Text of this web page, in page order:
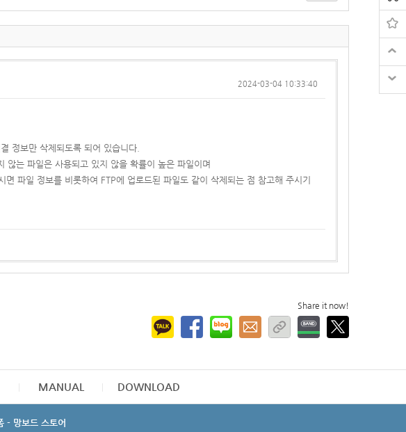
2024-03-04 10:33:40
정보만 삭제되도록 되어 있습니다.
는 파일은 사용되고 있지 않을 확률이 높은 파일이며
파일 정보를 비롯하여 FTP에 업로드된 파일도 같이 삭제되는 점 참고해 주시기
Share it now!
MANUAL DOWNLOAD
- 망보드 스토어